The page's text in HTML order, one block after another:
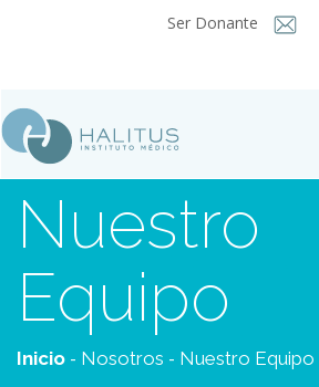
Ser Donante
Nuestro
Equipo
Inicio - Nosotros - Nuestro Equipo